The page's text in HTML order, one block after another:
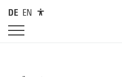
DE EN